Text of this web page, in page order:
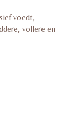
voedt,
vollere en